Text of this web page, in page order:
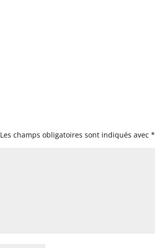
Les champs obligatoires sont indiqués avec*